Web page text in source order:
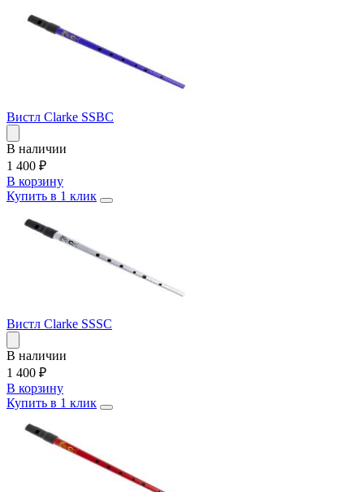
Вистл Clarke SSBC
В наличии
1 400 ₽
В корзину
Купить в 1 клик
Вистл Clarke SSSC
В наличии
1 400 ₽
В корзину
Купить в 1 клик